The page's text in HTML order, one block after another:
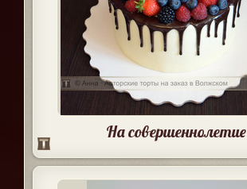
На совершеннолетие